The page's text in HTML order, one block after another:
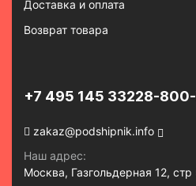
Доставка и оплата
Возврат товара
+7 495 145 33228-
zakaz@podshipnik.info
Наш адрес:
Москва, Газгольдерная 12, стр